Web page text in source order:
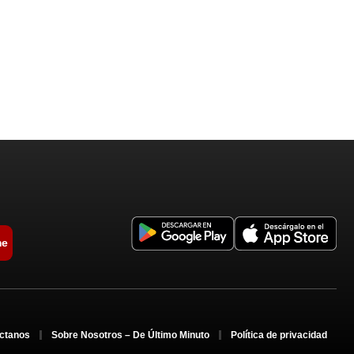
Sobre Nosotros – De Último Minuto Política de privacidad